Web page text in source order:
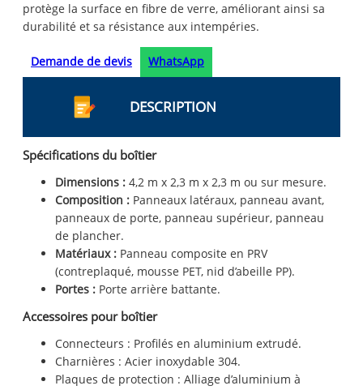
protège la surface en fibre de verre, améliorant ainsi sa
durabilité et sa résistance aux intempéries.
Demande de devis WhatsApp
DESCRIPTION
Spécifications du boîtier
Dimensions : 4,2 m x 2,3 m x 2,3 m ou sur mesure.
Composition : Panneaux latéraux, panneau avant,
panneaux de porte, panneau supérieur, panneau
de plancher.
Matériaux : Panneau composite en PRV
(contreplaqué, mousse PET, nid d’abeille PP).
Portes : Porte arrière battante.
Accessoires pour boîtier
Connecteurs : Profilés en aluminium extrudé.
Charnières : Acier inoxydable 304.
Plaques de protection : Alliage d’aluminium à